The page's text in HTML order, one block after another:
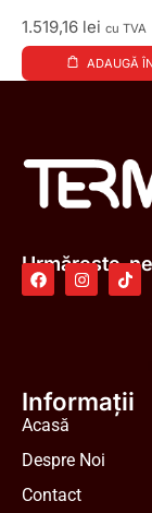
1.519,16 lei cu TVA
ADAUGĂ
Urmărește-
Informații
Acasă
Despre Noi
Contact